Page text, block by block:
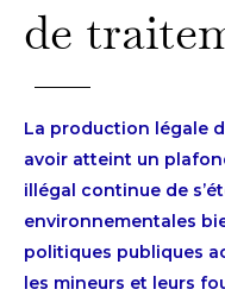
de
La production légale
avoir atteint un
illégal continue de
environnementales
politiques publiques
les mineurs et leurs